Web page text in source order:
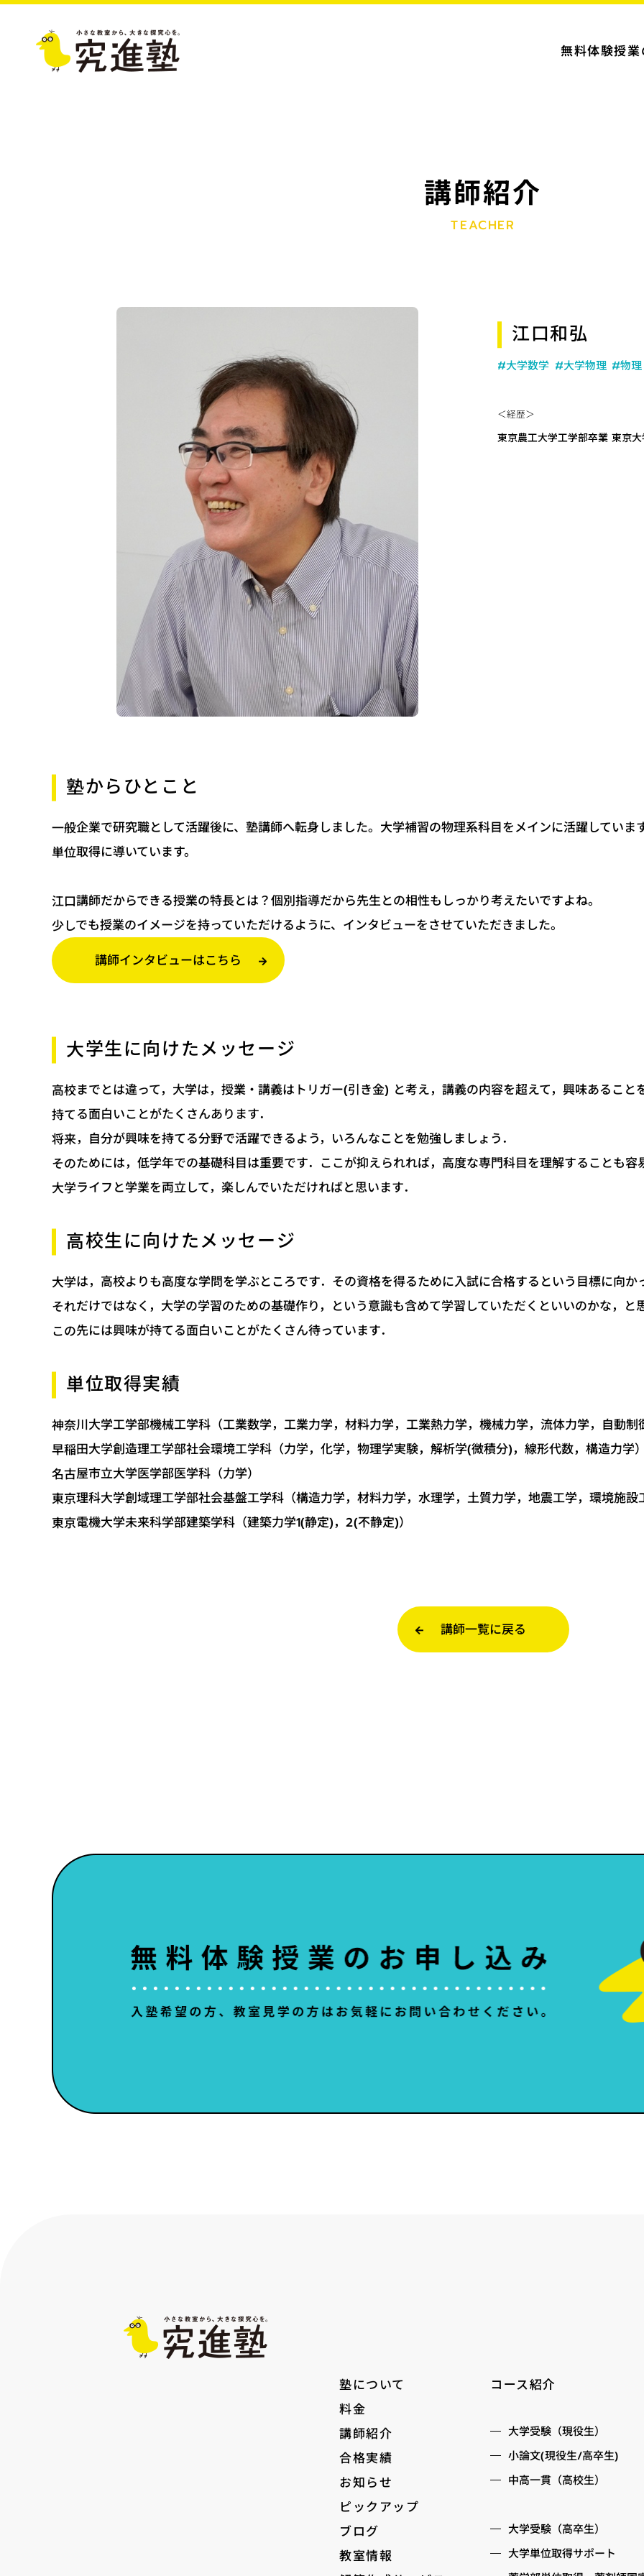
無料体験授
講師紹介
TEACHER
江口和弘
#大学数学 #大学物理 #物理
＜経歴＞
東京農工大学工学部卒業 東京
塾からひとこと
一般企業で研究職として活躍後に、塾講師へ転身しました。大学補習の物理系科目をメインに活躍してい
単位取得に導いています。
江口講師だからできる授業の特長とは？個別指導だから先生との相性もしっかり考えたいですよね。
少しでも授業のイメージを持っていただけるように、インタビューをさせていただきました。
講師インタビューはこちら
大学生に向けたメッセージ
高校までとは違って，大学は，授業・講義はトリガー(引き金) と考え，講義の内容を超えて，興味あるこ
持てる面白いことがたくさんあります．
将来，自分が興味を持てる分野で活躍できるよう，いろんなことを勉強しましょう．
そのためには，低学年での基礎科目は重要です．ここが抑えられれば，高度な専門科目を理解することも容
大学ライフと学業を両立して，楽しんでいただければと思います．
高校生に向けたメッセージ
大学は，高校よりも高度な学問を学ぶところです．その資格を得るために入試に合格するという目標に向か
それだけではなく，大学の学習のための基礎作り，という意識も含めて学習していただくといいのかな，と
この先には興味が持てる面白いことがたくさん待っています．
単位取得実績
神奈川大学工学部機械工学科（工業数学，工業力学，材料力学，工業熱力学，機械力学，流体力学，自動制
早稲田大学創造理工学部社会環境工学科（力学，化学，物理学実験，解析学(微積分)，線形代数，構造力学）
名古屋市立大学医学部医学科（力学）
東京理科大学創域理工学部社会基盤工学科（構造力学，材料力学，水理学，土質力学，地震工学，環境施設
東京電機大学未来科学部建築学科（建築力学1(静定)，2(不静定)）
講師一覧に戻る
塾について
料金
講師紹介
合格実績
お知らせ
ピックアップ
ブログ
教室情報
コース紹介
大学受験（現役生）
小論文(現役生/高卒生)
中高一貫（高校生）
大学受験（高卒生）
大学単位取得サポート